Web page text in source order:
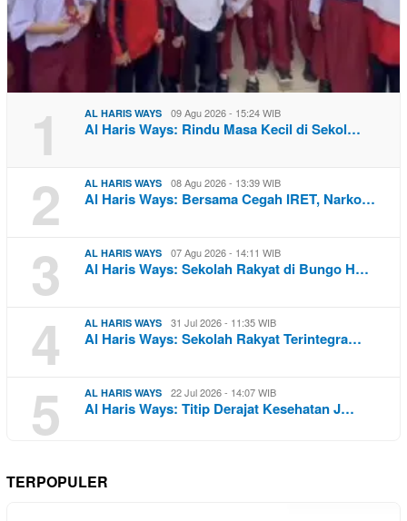
1 AL HARIS WAYS 09 Agu 2026 - 15:24 WIB
Al Haris Ways: Rindu Masa Kecil di Sekol…
2 AL HARIS WAYS 08 Agu 2026 - 13:39 WIB
Al Haris Ways: Bersama Cegah IRET, Narko…
3 AL HARIS WAYS 07 Agu 2026 - 14:11 WIB
Al Haris Ways: Sekolah Rakyat di Bungo H…
4 AL HARIS WAYS 31 Jul 2026 - 11:35 WIB
Al Haris Ways: Sekolah Rakyat Terintegra…
5 AL HARIS WAYS 22 Jul 2026 - 14:07 WIB
Al Haris Ways: Titip Derajat Kesehatan J…
TERPOPULER